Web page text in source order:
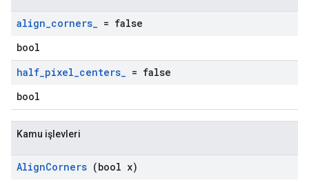
align_corners_ = false
bool
half_pixel_centers_ = false
bool
Kamu işlevleri
AlignCorners (bool x)